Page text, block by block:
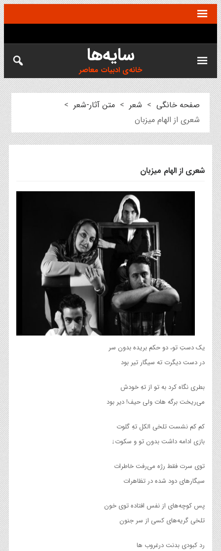
سایه‌ها
خانه‌ی ادبیات معاصر
صفحه خانگی > شعر > متن آثار-شعر >
شعری از الهام میزبان
شعری از الهام میزبان
یک دستِ تو، دو حکم بریده بدون سر
در دست دیگرت ته سیگار تیر بود
بطری نگاه کرد به تو از تهِ خودش
می‌ریخت برگه هات ولی حیف! دیر بود
کم کم نشست تلخی الکل تهِ گلوت
بازی ادامه داشت بدون تو و سکوت↓
توی سرت فقط رژه می‌رفت خاطرات
سیگارهای دود شده در تظاهرات
پس کوچه‌های از نفس افتاده توی خون
تلخی گریه‌های کسی از سر جنون
رد کبودی بدنت درغروب ها